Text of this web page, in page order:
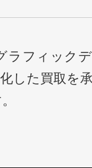
ラフィック
した買取を